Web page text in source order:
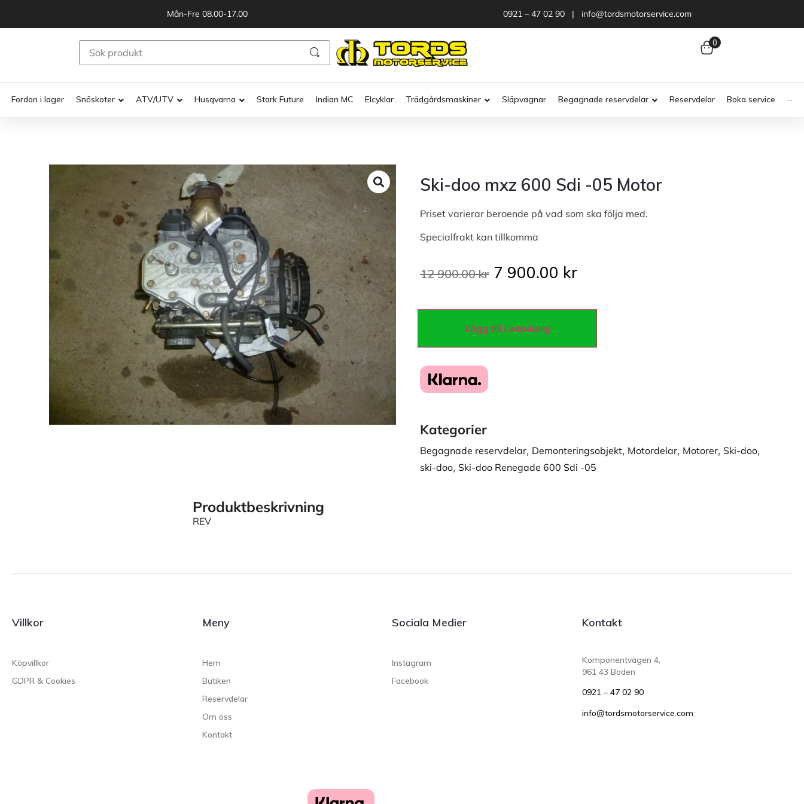
Mån-Fre 08.00-17.00 0921 – 47 02 90 | info@tordsmotorservice.com
0
Fordon i lager Snöskoter ATV/UTV Husqvarna Stark Future Indian MC Elcyklar Trädgårdsmaskiner Släpvagnar Begagnade reservdelar Reservdelar Boka service ···
Ski-doo mxz 600 Sdi -05 Motor
Priset varierar beroende på vad som ska följa med.
Specialfrakt kan tillkomma
12 900.00kr 7 900.00 kr
Lägg till i varukorg
Kategorier
Begagnade reservdelar, Demonteringsobjekt, Motordelar, Motorer, Ski-doo,
ski-doo, Ski-doo Renegade 600 Sdi -05
Produktbeskrivning
REV
Villkor
Köpvillkor
GDPR & Cookies
Meny
Hem
Butiken
Reservdelar
Om oss
Kontakt
Sociala Medier
Instagram
Facebook
Kontakt
Komponentvägen 4,
961 43 Boden
0921 – 47 02 90
info@tordsmotorservice.com